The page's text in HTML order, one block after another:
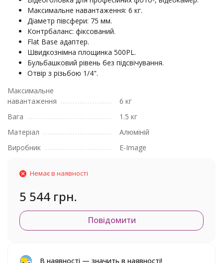
Максимальне навантаження: 6 кг.
Діаметр півсфери: 75 мм.
Контрбаланс: фіксований.
Flat Base адаптер.
Швидкознімна площинка 500PL.
Бульбашковий рівень без підсвічування.
Отвір з різьбою 1/4".
Максимальне
навантаження
6 кг
Вага
1.5 кг
Матеріал
Алюміній
Виробник
E-Image
Немає в наявності
5 544 грн.
Повідомити
В наявності — значить в наявності!